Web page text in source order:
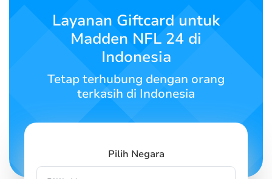
Hubungi
Kami
Bahasa Indonesia
Layanan Giftcard untuk
Madden NFL 24 di
Indonesia
Tetap terhubung dengan orang
terkasih di Indonesia
Pilih Negara